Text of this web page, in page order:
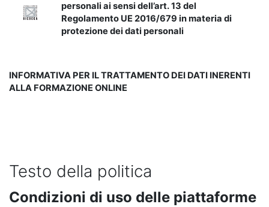
personali ai sensi dell’art. 13 del
Regolamento UE 2016/679 in materia di
protezione dei dati personali
INFORMATIVA PER IL TRATTAMENTO DEI DATI INERENTI
ALLA FORMAZIONE ONLINE
Testo della politica
Condizioni di uso delle piattaforme